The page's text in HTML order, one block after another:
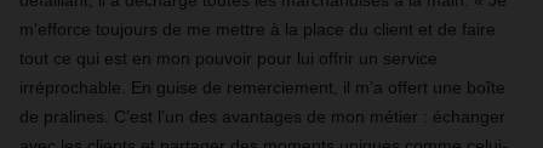
m'efforce toujours de me mettre à la place du client et de faire
tout ce qui est en mon pouvoir pour lui offrir un service
irréprochable. En guise de remerciement, il m’a offert une boîte
de pralines. C’est l’un des avantages de mon métier : échanger